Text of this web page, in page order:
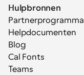
Hulpbronnen
Partnerprogramma
Helpdocumenten
Blog
Cal Fonts
Teams